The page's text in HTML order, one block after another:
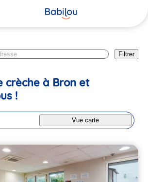
Filtrer
crèche à Bron et
!
Vue carte